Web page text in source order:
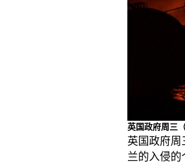
英国政府周三
英国政府
兰的入侵的